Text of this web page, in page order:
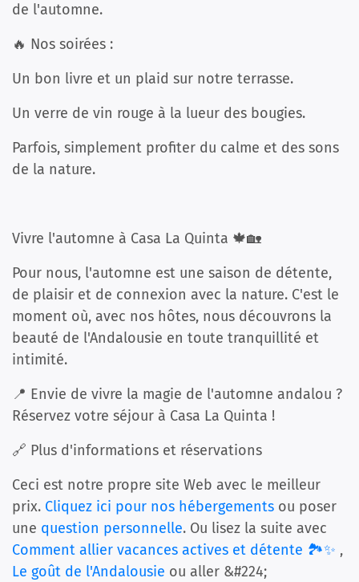
de l'automne.
🔥 Nos soirées :
Un bon livre et un plaid sur notre terrasse.
Un verre de vin rouge à la lueur des bougies.
Parfois, simplement profiter du calme et des sons
de la nature.
Vivre l'automne à Casa La Quinta 🍁🏡
Pour nous, l'automne est une saison de détente,
de plaisir et de connexion avec la nature. C'est le
moment où, avec nos hôtes, nous découvrons la
beauté de l'Andalousie en toute tranquillité et
intimité.
📍 Envie de vivre la magie de l'automne andalou ?
Réservez votre séjour à Casa La Quinta !
🔗 Plus d'informations et réservations
Ceci est notre propre site Web avec le meilleur
prix. Cliquez ici pour nos hébergements ou poser
une question personnelle. Ou lisez la suite avec
Comment allier vacances actives et détente 🏞️✨ ,
Le goût de l'Andalousie ou aller &#224;